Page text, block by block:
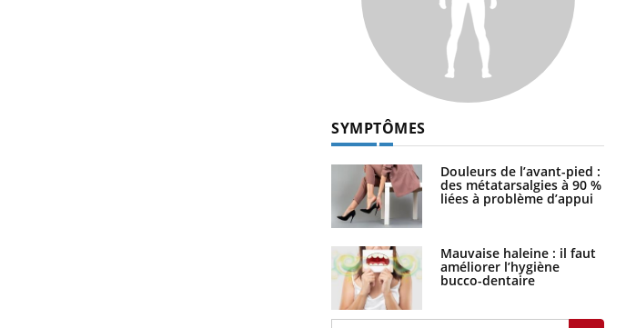
SYMPTÔMES
Douleurs de l’avant-pied :
des métatarsalgies à 90 %
liées à problème d’appui
Mauvaise haleine : il faut
améliorer l’hygiène
bucco-dentaire